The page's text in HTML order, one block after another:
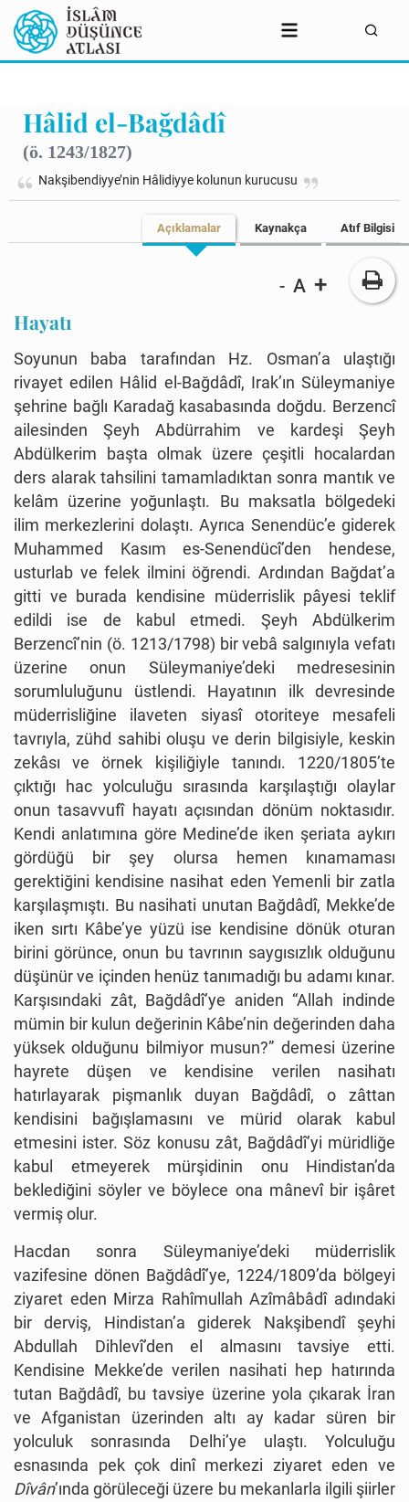
Hâlid el-Bağdâdî
(ö. 1243/1827)
Nakşibendiyye’nin Hâlidiyye kolunun kurucusu
Açıklamalar Kaynakça Atıf Bilgisi
- A +
Hayatı
Soyunun baba tarafından Hz. Osman’a ulaştığı
rivayet edilen Hâlid el-Bağdâdî, Irak’ın Süleymaniye
şehrine bağlı Karadağ kasabasında doğdu. Berzencî
ailesinden Şeyh Abdürrahim ve kardeşi Şeyh
Abdülkerim başta olmak üzere çeşitli hocalardan
ders alarak tahsilini tamamladıktan sonra mantık ve
kelâm üzerine yoğunlaştı. Bu maksatla bölgedeki
ilim merkezlerini dolaştı. Ayrıca Senendüc’e giderek
Muhammed Kasım es-Senendücî’den hendese,
usturlab ve felek ilmini öğrendi. Ardından Bağdat’a
gitti ve burada kendisine müderrislik pâyesi teklif
edildi ise de kabul etmedi. Şeyh Abdülkerim
Berzencî’nin (ö. 1213/1798) bir vebâ salgınıyla vefatı
üzerine onun Süleymaniye’deki medresesinin
sorumluluğunu üstlendi. Hayatının ilk devresinde
müderrisliğine ilaveten siyasî otoriteye mesafeli
tavrıyla, zühd sahibi oluşu ve derin bilgisiyle, keskin
zekâsı ve örnek kişiliğiyle tanındı. 1220/1805’te
çıktığı hac yolculuğu sırasında karşılaştığı olaylar
onun tasavvufî hayatı açısından dönüm noktasıdır.
Kendi anlatımına göre Medine’de iken şeriata aykırı
gördüğü bir şey olursa hemen kınamaması
gerektiğini kendisine nasihat eden Yemenli bir zatla
karşılaşmıştı. Bu nasihati unutan Bağdâdî, Mekke’de
iken sırtı Kâbe’ye yüzü ise kendisine dönük oturan
birini görünce, onun bu tavrının saygısızlık olduğunu
düşünür ve içinden henüz tanımadığı bu adamı kınar.
Karşısındaki zât, Bağdâdî’ye aniden “Allah indinde
mümin bir kulun değerinin Kâbe’nin değerinden daha
yüksek olduğunu bilmiyor musun?” demesi üzerine
hayrete düşen ve kendisine verilen nasihatı
hatırlayarak pişmanlık duyan Bağdâdî, o zâttan
kendisini bağışlamasını ve mürid olarak kabul
etmesini ister. Söz konusu zât, Bağdâdî’yi müridliğe
kabul etmeyerek mürşidinin onu Hindistan’da
beklediğini söyler ve böylece ona mânevî bir işâret
vermiş olur.
Hacdan sonra Süleymaniye’deki müderrislik
vazifesine dönen Bağdâdî’ye, 1224/1809’da bölgeyi
ziyaret eden Mirza Rahîmullah Azîmâbâdî adındaki
bir derviş, Hindistan’a giderek Nakşibendî şeyhi
Abdullah Dihlevî’den el almasını tavsiye etti.
Kendisine Mekke’de verilen nasihati hep hatırında
tutan Bağdâdî, bu tavsiye üzerine yola çıkarak İran
ve Afganistan üzerinden altı ay kadar süren bir
yolculuk sonrasında Delhi’ye ulaştı. Yolculuğu
esnasında pek çok dinî merkezi ziyaret eden ve
Dîvân’ında görüleceği üzere bu mekanlarla ilgili şiirler